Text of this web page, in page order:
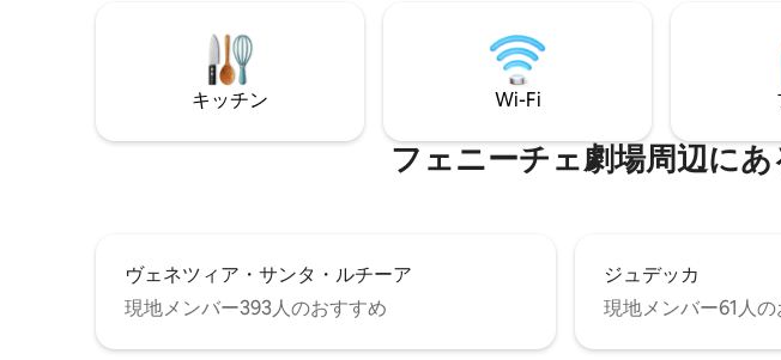
ーム、設備の整ったキッチンがありま
す。エアコン、洗濯機、乾燥機。 プライ
ベートの中庭は素敵なボーナスです。1日
外出した後にドリンクを楽しみ、くつろ
です。すべてがデザイナーズピースで
す。 朝のコーヒーを飲みながらサンタ・
マリア・グロリオーザ・デイ・フラリの
鐘楼を眺め、四柱式ベッドの寝室でぐっ
キッチン Wi-Fi
フェニーチェ劇場⁠周⁠辺⁠に⁠
ヴェネツィア・サンタ・ルチーア
現地メンバー393人のおすすめ
ジュデッカ
現地メンバー61人